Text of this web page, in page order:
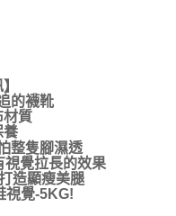
】
的襪靴
材質
養
整隻腳濕透
視覺拉長的效果
造顯瘦美腿
視覺-5KG!